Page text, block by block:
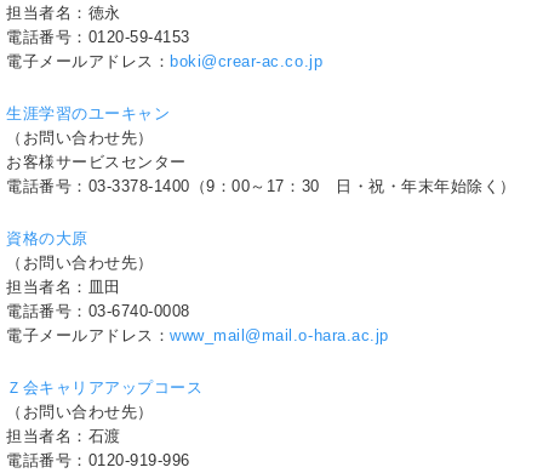
担当者名：徳永
電話番号：0120-59-4153
電子メールアドレス： boki@crear-ac.co.jp
生涯学習のユーキャン
（お問い合わせ先）
お客様サービスセンター
電話番号：03-3378-1400（9：00～17：30 日・祝・年末年始除く）
資格の大原
（お問い合わせ先）
担当者名：皿田
電話番号：03-6740-0008
電子メールアドレス：www_mail@mail.o-hara.ac.jp
Ｚ会キャリアアップコース
（お問い合わせ先）
担当者名：石渡
電話番号：0120-919-996